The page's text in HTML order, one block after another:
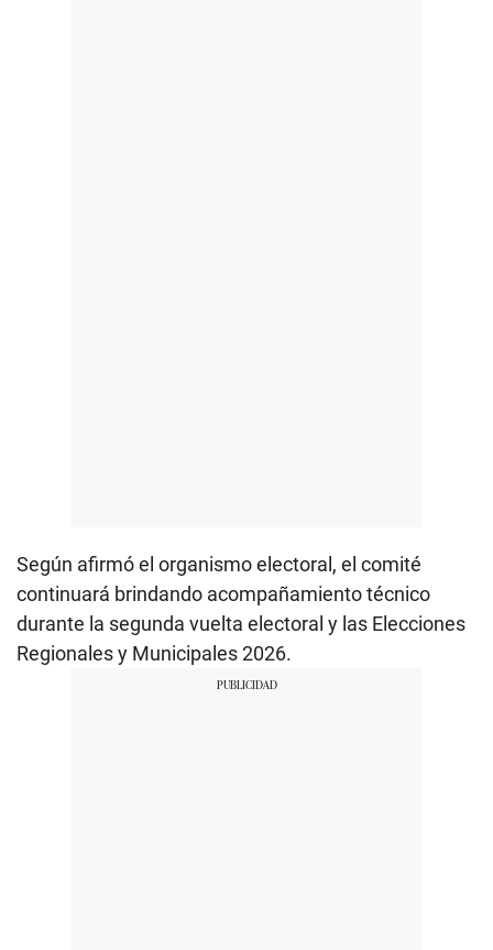
Según afirmó el organismo electoral, el comité
continuará brindando acompañamiento técnico
durante la segunda vuelta electoral y las Elecciones
Regionales y Municipales 2026.